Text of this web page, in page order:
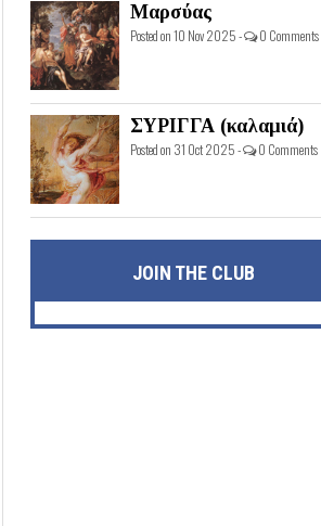
Μαρσύας
Posted on 10 Nov 2025 - 0 Comments
ΣΥΡΙΓΓΑ (καλαμιά)
Posted on 31 Oct 2025 - 0 Comments
JOIN THE CLUB